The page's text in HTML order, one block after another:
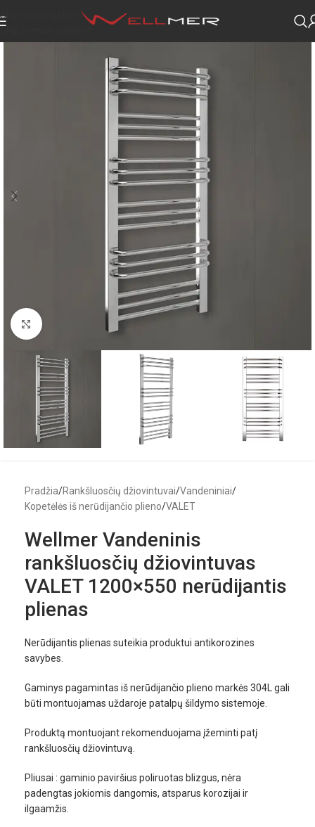
Skip to navigation
Click to enlarge
Pradžia/Rankšluosčių džiovintuvai/Vandeniniai/
Kopetėlės iš nerūdijančio plieno/VALET
Wellmer Vandeninis
rankšluosčių džiovintuvas
VALET 1200×550 nerūdijantis
plienas
Nerūdijantis plienas suteikia produktui antikorozines
savybes.
Gaminys pagamintas iš nerūdijančio plieno markės 304L gali
būti montuojamas uždaroje patalpų šildymo sistemoje.
Produktą montuojant rekomenduojama įžeminti patį
rankšluosčių džiovintuvą.
Pliusai : gaminio paviršius poliruotas blizgus, nėra
padengtas jokiomis dangomis, atsparus korozijai ir
ilgaamžis.